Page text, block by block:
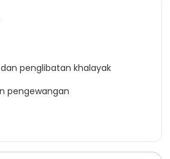
penglibatan khalayak
pengewangan